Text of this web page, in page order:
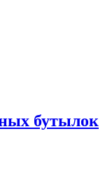
бутылок